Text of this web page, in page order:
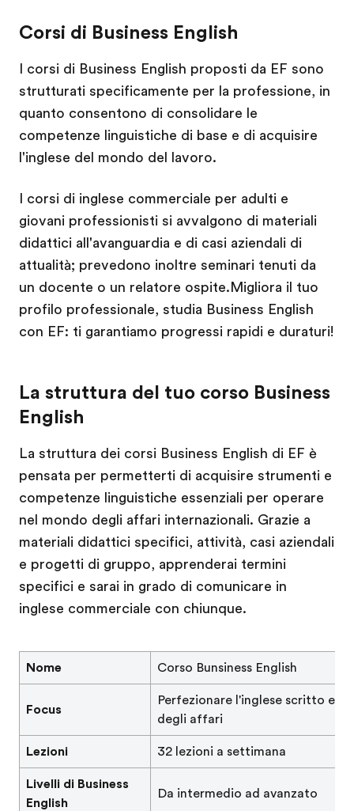
Corsi di Business English
I corsi di Business English proposti da EF sono
strutturati specificamente per la professione, in
quanto consentono di consolidare le
competenze linguistiche di base e di acquisire
l'inglese del mondo del lavoro.
I corsi di inglese commerciale per adulti e
giovani professionisti si avvalgono di materiali
didattici all'avanguardia e di casi aziendali di
attualità; prevedono inoltre seminari tenuti da
un docente o un relatore ospite.Migliora il tuo
profilo professionale, studia Business English
con EF: ti garantiamo progressi rapidi e duraturi!
La struttura del tuo corso Business
English
La struttura dei corsi Business English di EF è
pensata per permetterti di acquisire strumenti e
competenze linguistiche essenziali per operare
nel mondo degli affari internazionali. Grazie a
materiali didattici specifici, attività, casi aziendali
e progetti di gruppo, apprenderai termini
specifici e sarai in grado di comunicare in
inglese commerciale con chiunque.
Nome Corso Bunsiness English
Focus
Perfezionare l'inglese scritto e
degli affari
Lezioni 32 lezioni a settimana
Livelli di Business
English
Da intermedio ad avanzato